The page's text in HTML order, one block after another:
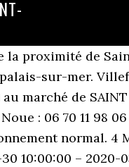
la proximité de
sur-mer.
au marché de
: 06 70 11 98
normal.
10:00:00 –